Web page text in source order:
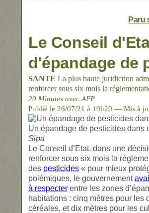
Paru
Le Conseil
d'épandage de
SANTE La plus haute juridiction
renforcer sous six mois la
20 Minutes avec AFP
Publié le 26/07/21 à 19h20 — Mis à
Un épandage de pesticides
Sipa
Le Conseil d’Etat, dans une
renforcer sous six mois la
des pesticides « pour mieux
polémiques, le gouvernement
à respecter entre les zones
habitations : cinq mètres pour les
céréales, et dix mètres pour les